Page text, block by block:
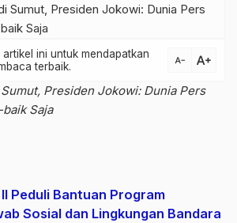
ini untuk mendapatkan
terbaik.
text_decrease text_increase
Presiden Jokowi: Dunia Pers
baik Saja
Peduli Bantuan Program
Sosial dan Lingkungan Bandara